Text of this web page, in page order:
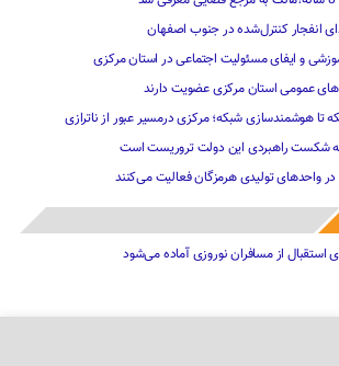
انفجار کنترل‌شده در جنوب اصفهان
و ایفای مسئولیت اجتماعی در استان مرکزی
شکست راهبردی این دولت تروریست است
استقبال از مسافران نوروزی آماده می‌شود